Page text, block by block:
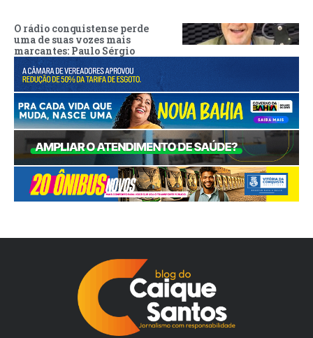
O rádio conquistense perde
uma de suas vozes mais
marcantes: Paulo Sérgio